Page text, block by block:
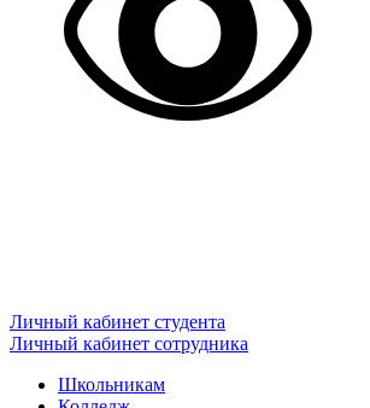
Личный кабинет студента
Личный кабинет сотрудника
Школьникам